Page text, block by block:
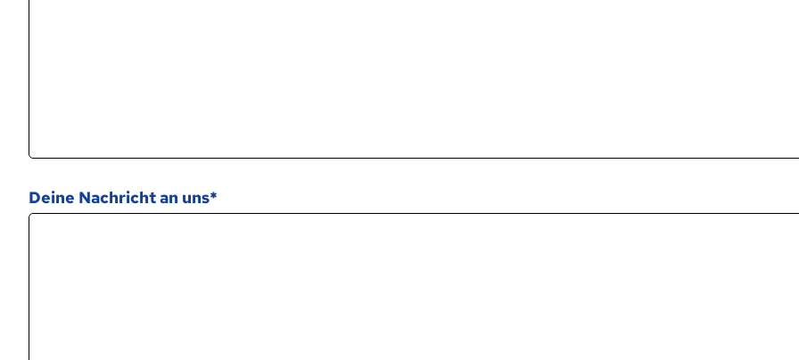
Deine Nachricht an uns